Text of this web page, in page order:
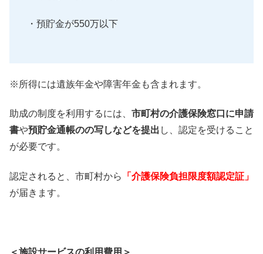
・預貯金が550万以下
※所得には遺族年金や障害年金も含まれます。
助成の制度を利用するには、 市町村の介護保険窓口に申請
書や預貯金通帳のの写しなどを提出 し、認定を受けること
が必要です。
認定されると、市町村から
「介護保険負担限度額認定証」
が届きます。
＜施設サービスの利用費用＞